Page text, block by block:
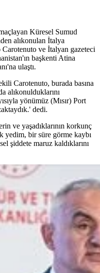
Küresel Sumud
alıkonulan İtalya
ve İtalyan gazeteci
başkenti Atina
ulaştı.
Carotenuto, burada basına
alıkonulduklarını
yönümüz (Mısır) Port
dedi.
ve yaşadıklarının korkunç
yedim, bir süre görme kaybı
şiddete maruz kaldıklarını